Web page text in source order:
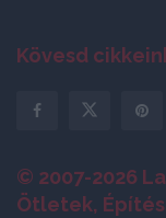
Kövesd
© 2007-2026
Ötletek,